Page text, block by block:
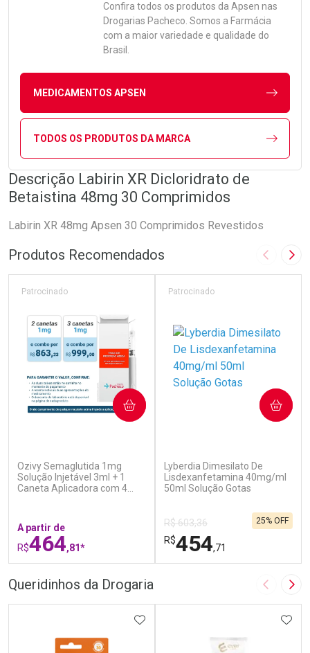
Confira todos os produtos da Apsen nas
Drogarias Pacheco. Somos a Farmácia
com a maior variedade e qualidade do
Brasil.
MEDICAMENTOS APSEN
TODOS OS PRODUTOS DA MARCA
Descrição Labirin XR Dicloridrato de
Betaistina 48mg 30 Comprimidos
Labirin XR 48mg Apsen 30 Comprimidos Revestidos
Produtos Recomendados Imagem
Ozivy Semaglutida 1mg
Solução Injetável 3ml + 1
Caneta Aplicadora com 4
Patrocinado
A partir de
R$464,81*
COMPRAR
Lyberdia Dimesilato De
Lisdexanfetamina 40mg/ml
50ml Solução Gotas
Patrocinado
R$ 603,36
R$454,71
25% OFF
COMPRAR
Queridinhos da Drogaria Imagem
ADICIONAR AOS FAVORITOS